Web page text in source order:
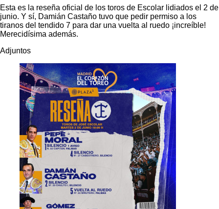
Esta es la reseña oficial de los toros de Escolar lidiados el 2 de
junio. Y sí, Damián Castaño tuvo que pedir permiso a los
tiranos del tendido 7 para dar una vuelta al ruedo ¡increíble!
Merecidísima además.
Adjuntos